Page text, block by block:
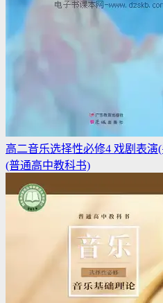
高二音乐选择性必修4 戏剧表
(普通高中教科书)